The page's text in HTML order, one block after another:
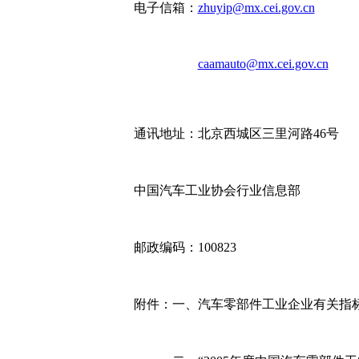
电子信箱： zhuyip@mx.cei.gov.cn
caamauto@mx.cei.gov.cn
通讯地址：北京西城区三里河路46号
中国汽车工业协会行业信息部
邮政编码：100823
附件：一、汽车零部件工业企业有关指